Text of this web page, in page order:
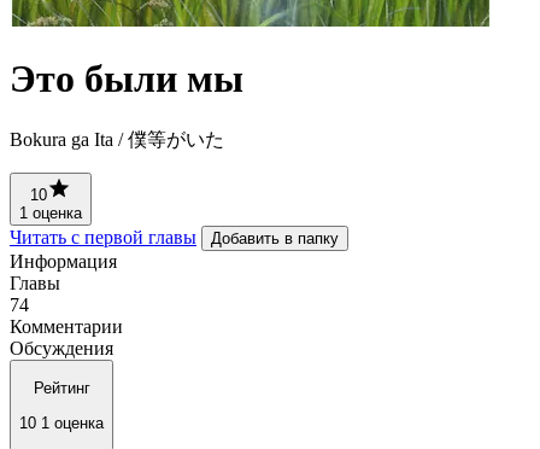
Это были мы
Bokura ga Ita / 僕等がいた
10
1 оценка
Читать с первой главы Добавить в папку
Информация
Главы
74
Комментарии
Обсуждения
Рейтинг
10 1 оценка